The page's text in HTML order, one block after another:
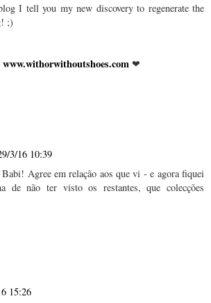
I tell you my new discovery to regenerate the
;)
www.withorwithoutshoes.com ❤
3/16 10:39
Agree em relação aos que vi - e agora fiquei
de não ter visto os restantes, que colecções
15:26